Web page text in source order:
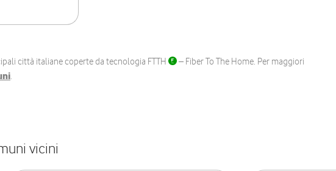
città italiane coperte da tecnologia FTTH
– Fiber To The Home. Per maggiori
.
vicini